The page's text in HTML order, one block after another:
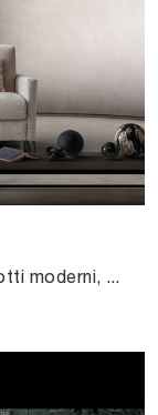
Se vuoi divani per salotti moderni, clicca e leggi di più sul modello Zoom in tessuto della marca Samoa.